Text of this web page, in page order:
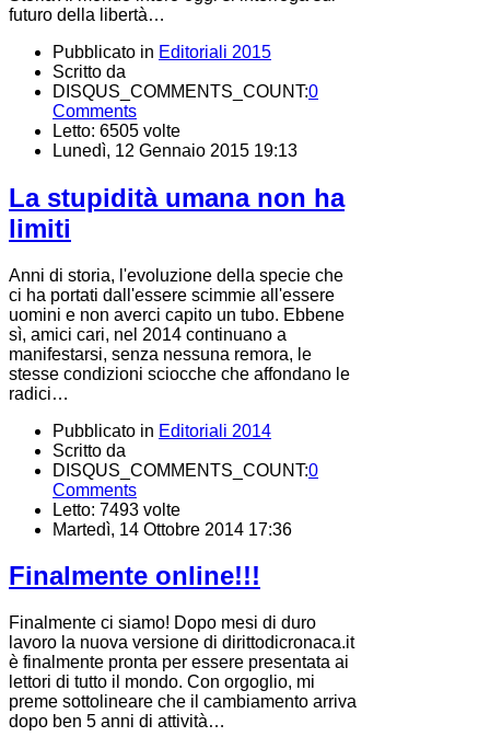
futuro della libertà…
Pubblicato in Editoriali 2015
Scritto da
DISQUS_COMMENTS_COUNT:0
Comments
Letto: 6505 volte
Lunedì, 12 Gennaio 2015 19:13
La stupidità umana non ha
limiti
Anni di storia, l'evoluzione della specie che
ci ha portati dall'essere scimmie all'essere
uomini e non averci capito un tubo. Ebbene
sì, amici cari, nel 2014 continuano a
manifestarsi, senza nessuna remora, le
stesse condizioni sciocche che affondano le
radici…
Pubblicato in Editoriali 2014
Scritto da
DISQUS_COMMENTS_COUNT:0
Comments
Letto: 7493 volte
Martedì, 14 Ottobre 2014 17:36
Finalmente online!!!
Finalmente ci siamo! Dopo mesi di duro
lavoro la nuova versione di dirittodicronaca.it
è finalmente pronta per essere presentata ai
lettori di tutto il mondo. Con orgoglio, mi
preme sottolineare che il cambiamento arriva
dopo ben 5 anni di attività…